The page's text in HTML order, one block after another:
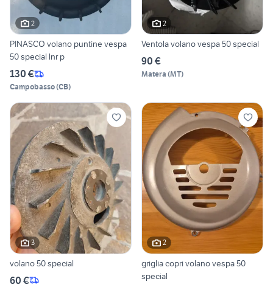
2
PINASCO volano puntine vespa
50 special lnr p
130 €
Campobasso(CB)
2
Ventola volano vespa 50 special
90 €
Matera (MT)
3
volano 50 special
60 €
2
griglia copri volano vespa 50
special